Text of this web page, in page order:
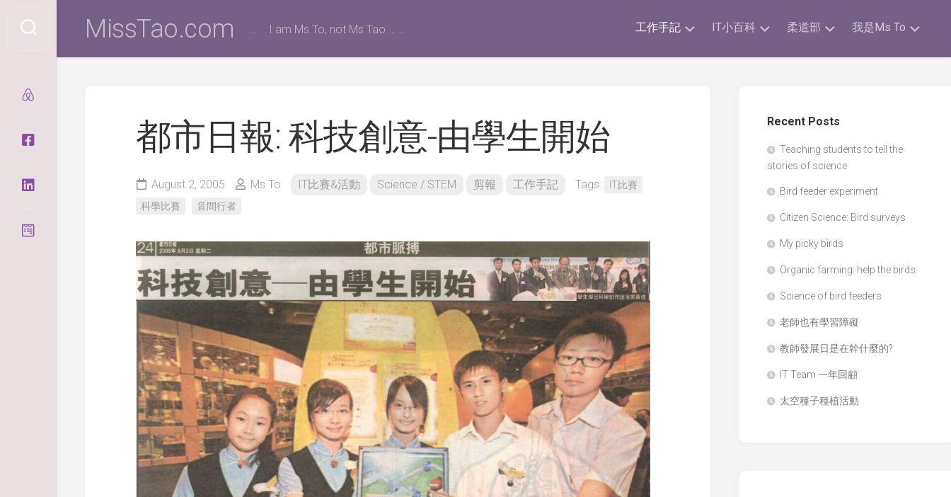
content
MissTao.com … … I am Ms To, not Ms Tao … … 工作手記
Team
得
獎
品
連
環
環
保
黏
土
膠
天
然
敷
國
際
科
學
與
IT小百科 柔道部
帳
習
時
表
注
事
我是Ms To
的
家
都市日報: 科技創意-由學生開始
August 2, 2005 Ms To IT比賽&活動 Science / STEM 剪報 工作手記 Tags:
IT比賽
科學比賽
音間行者
Recent Posts
Teaching students to tell the
stories of science
Bird feeder experiment
Citizen Science: Bird surveys
My picky birds
Organic farming: help the birds.
Science of bird feeders
老師也有學習障礙
教師發展日是在幹什麼的?
IT Team 一年回顧
太空種子種植活動